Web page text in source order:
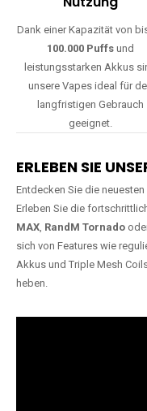
Dank einer Kapazität von
100.000 Puffsund
leistungsstarken Akkus
unsere Vapes ideal für
langfristigen Gebrauch
geeignet.
ERLEBEN SIE
Entdecken Sie die
Erleben Sie die
MAX, RandM Tornado
sich von Features wie
Akkus und Triple Mesh
heben.